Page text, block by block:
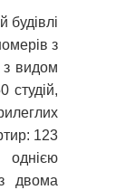
будівлі
з
видом
студій,
123
однією
двома